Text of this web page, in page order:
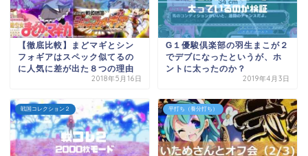
【徹底比較】まどマギとシン
フォギアはスペック似てるの
に人気に差が出た８つの理由
2018年5月16日
G１優駿倶楽部の羽生まこが２
でデブになったというが、ホ
ントに太ったのか？
2019年4月3日
戦国コレクション２ 平打ち（養分打ち）